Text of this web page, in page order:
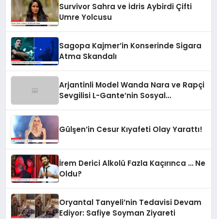
Survivor Sahra ve İdris Aybirdi Çifti
Umre Yolcusu
Sagopa Kajmer’in Konserinde Sigara
Atma Skandalı
Arjantinli Model Wanda Nara ve Rapçi
Sevgilisi L-Gante’nin Sosyal
Gülşen’in Cesur Kıyafeti Olay Yarattı!
İrem Derici Alkolü Fazla Kaçırınca … Ne
Oldu?
Oryantal Tanyeli’nin Tedavisi Devam
Ediyor: Safiye Soyman Ziyareti